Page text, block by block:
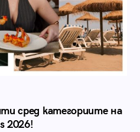
сред категориите на
2026!